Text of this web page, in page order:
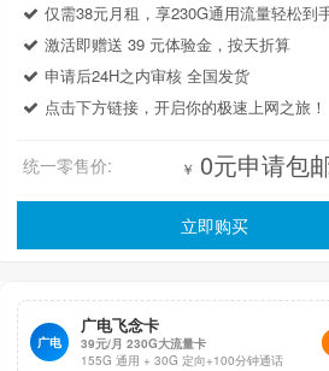
仅需38元月租，享230G通用流量轻松到
激活即赠送 39 元体验金，按天折算
申请后24H之内审核 全国发货
点击下方链接，开启你的极速上网之旅！
￥ 0元申请包
统一零售价:
立即购买
广电
广电飞念卡
39元/月 230G大流量卡
155G 通用 + 30G 定向+100分钟通话